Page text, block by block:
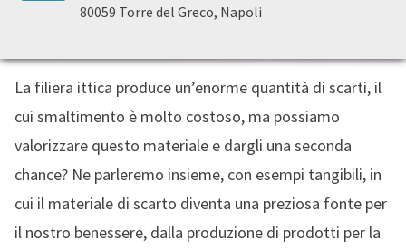
80059 Torre del Greco, Napoli
La filiera ittica produce un’enorme quantità di scarti, il
cui smaltimento è molto costoso, ma possiamo
valorizzare questo materiale e dargli una seconda
chance? Ne parleremo insieme, con esempi tangibili, in
cui il materiale di scarto diventa una preziosa fonte per
il nostro benessere, dalla produzione di prodotti per la